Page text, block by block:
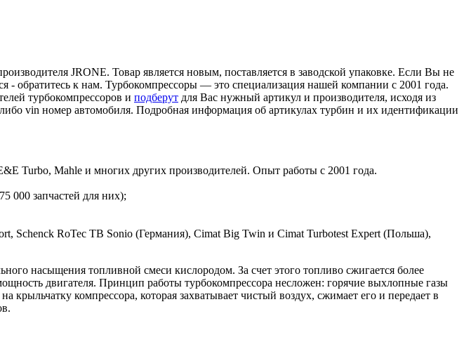
JRONE. Товар является новым, поставляется в заводской упаковке. Если Вы не
- обратитесь к нам. Турбокомпрессоры — это специализация нашей компании с 2001 года.
турбокомпрессоров и подберут для Вас нужный артикул и производителя, исходя из
vin номер автомобиля. Подробная информация об артикулах турбин и их идентификации
Turbo, Mahle и многих других производителей. Опыт работы с 2001 года.
000 запчастей для них);
Schenck RoTec TB Sonio (Германия), Cimat Big Twin и Cimat Turbotest Expert (Польша),
насыщения топливной смеси кислородом. За счет этого топливо сжигается более
двигателя. Принцип работы турбокомпрессора несложен: горячие выхлопные газы
компрессора, которая захватывает чистый воздух, сжимает его и передает в